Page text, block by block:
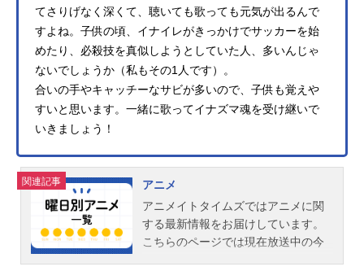
てさりげなく深くて、聴いても歌っても元気が出るんで
すよね。子供の頃、イナイレがきっかけでサッカーを始
めたり、必殺技を真似しようとしていた人、多いんじゃ
ないでしょうか（私もその1人です）。
合いの手やキャッチーなサビが多いので、子供も覚えや
すいと思います。一緒に歌ってイナズマ魂を受け継いで
いきましょう！
関連記事
アニメ
アニメイトタイムズではアニメに関
する最新情報をお届けしています。
こちらのページでは現在放送中の今